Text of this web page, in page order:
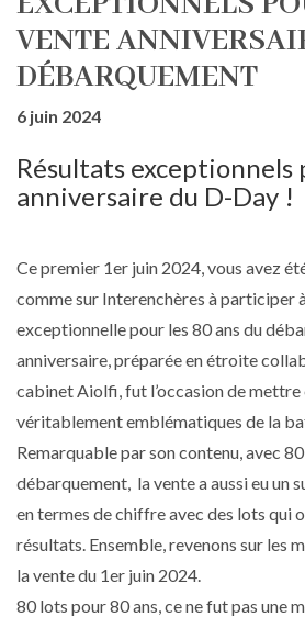
VENTE
DÉBARQUEMENT
6 juin 2024
Résultats exceptionnels
anniversaire du D-Day !
Ce premier 1er juin 2024, vous avez
comme sur Interenchères à participer
exceptionnelle pour les 80 ans du
anniversaire, préparée en étroite
cabinet Aiolfi, fut l’occasion de mettre
véritablement emblématiques de la
Remarquable par son contenu, avec
débarquement, la vente a aussi eu un
en termes de chiffre avec des lots qui
résultats. Ensemble, revenons sur les
la vente du 1er juin 2024.
80 lots pour 80 ans, ce ne fut pas une